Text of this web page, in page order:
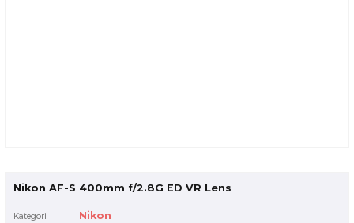
Nikon AF-S 400mm f/2.8G ED VR Lens
Kategori Nikon